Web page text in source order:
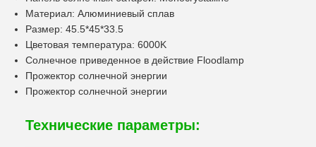
Материал: Алюминиевый сплав
Размер: 45.5*45*33.5
Цветовая температура: 6000K
Солнечное приведенное в действие Floodlamp
Прожектор солнечной энергии
Прожектор солнечной энергии
Технические параметры: